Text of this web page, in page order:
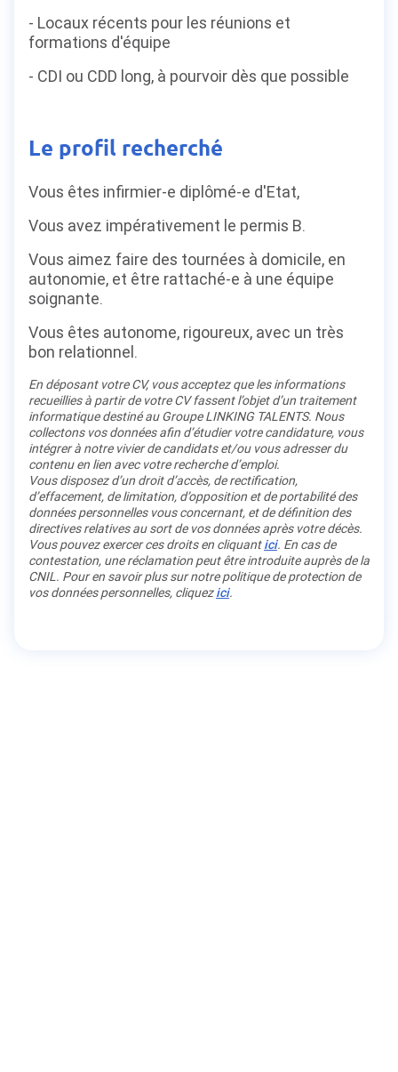
- Locaux récents pour les réunions et
formations d'équipe
- CDI ou CDD long, à pourvoir dès que possible
Le profil recherché
Vous êtes infirmier-e diplômé-e d'Etat,
Vous avez impérativement le permis B.
Vous aimez faire des tournées à domicile, en
autonomie, et être rattaché-e à une équipe
soignante.
Vous êtes autonome, rigoureux, avec un très
bon relationnel.
En déposant votre CV, vous acceptez que les informations
recueillies à partir de votre CV fassent l’objet d’un traitement
informatique destiné au Groupe LINKING TALENTS. Nous
collectons vos données afin d’étudier votre candidature, vous
intégrer à notre vivier de candidats et/ou vous adresser du
contenu en lien avec votre recherche d’emploi.
Vous disposez d’un droit d’accès, de rectification,
d’effacement, de limitation, d’opposition et de portabilité des
données personnelles vous concernant, et de définition des
directives relatives au sort de vos données après votre décès.
Vous pouvez exercer ces droits en cliquantici. En cas de
contestation, une réclamation peut être introduite auprès de la
CNIL. Pour en savoir plus sur notre politique de protection de
vos données personnelles, cliquezici.